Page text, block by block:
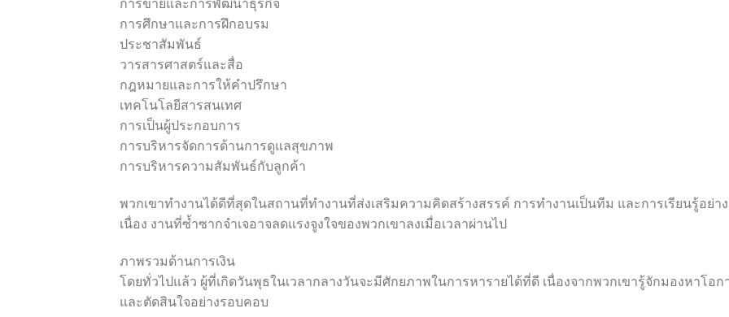
การขายและการพัฒนาธุรกิจ
การศึกษาและการฝึกอบรม
ประชาสัมพันธ์
วารสารศาสตร์และสื่อ
กฎหมายและการให้คำปรึกษา
เทคโนโลยีสารสนเทศ
การเป็นผู้ประกอบการ
การบริหารจัดการด้านการดูแลสุขภาพ
การบริหารความสัมพันธ์กับลูกค้า
พวกเขาทำงานได้ดีที่สุดในสถานที่ทำงานที่ส่งเสริมความคิดสร้างสรรค์ การทำงานเป็นทีม และการเรียนรู้อย่า
เนื่อง งานที่ซ้ำซากจำเจอาจลดแรงจูงใจของพวกเขาลงเมื่อเวลาผ่านไป
ภาพรวมด้านการเงิน
โดยทั่วไปแล้ว ผู้ที่เกิดวันพุธในเวลากลางวันจะมีศักยภาพในการหารายได้ที่ดี เนื่องจากพวกเขารู้จักมองหาโอก
และตัดสินใจอย่างรอบคอบ